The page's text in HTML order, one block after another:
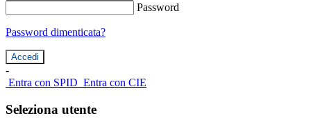
Password
Password dimenticata?
-
Entra con SPID Entra con CIE
Seleziona utente